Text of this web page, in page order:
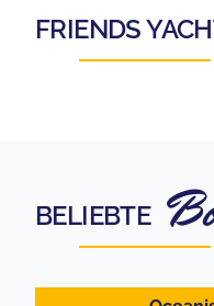
FRIENDS
BELIEBTE